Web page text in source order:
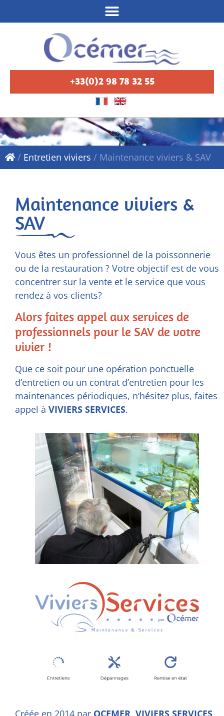
+33(0)2 98 78 32 55
/ Entretien viviers / Maintenance viviers & SAV
Maintenance viviers &
SAV
Vous êtes un professionnel de la poissonnerie
ou de la restauration ? Votre objectif est de vous
concentrer sur la vente et le service que vous
rendez à vos clients?
Alors faites appel aux services de
professionnels pour le SAV de votre
vivier !
Que ce soit pour une opération ponctuelle
d’entretien ou un contrat d’entretien pour les
maintenances périodiques, n’hésitez plus, faites
appel à VIVIERS SERVICES.
Créée en 2014 par OCEMER, VIVIERS SERVICES